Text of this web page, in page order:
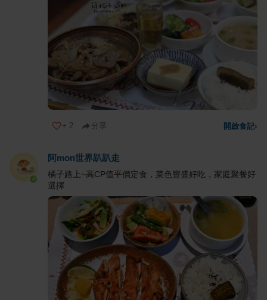
+ 2 分享 開啟食記›
阿mon世界趴趴走
橘子路上~高CP值平價定食，菜色豐盛好吃，家庭聚餐好
選擇